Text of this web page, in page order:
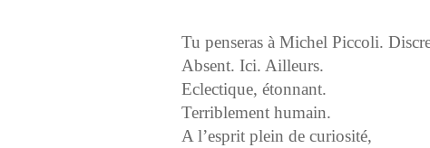
Tu penseras à Michel Piccoli.
Absent. Ici. Ailleurs.
Eclectique, étonnant.
Terriblement humain.
A l’esprit plein de curiosité,